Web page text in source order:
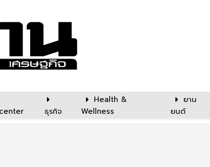
ธุรกิจ
Health &
Wellness
ยาน
ยนต์